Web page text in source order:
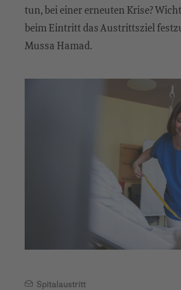
tun, bei einer erneuten Krise?
beim Eintritt das Austrittsziel
Mussa Hamad.
Spitalaustritt